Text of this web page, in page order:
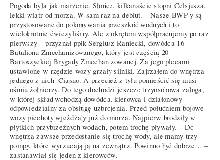
Pogoda była jak marzenie. Słońce, kilkanaście stopni Celsjusza,
lekki wiatr od morza. W sam raz na debiut. – Nasze BWP-y są
przystosowane do pokonywania przeszkód wodnych i to
wielokrotnie ćwiczyliśmy. Ale z okrętem współpracujemy po raz
pierwszy – przyznał ppłk Sergiusz Raniecki, dowódca 16
Batalionu Zmechanizowanego, który jest częścią 20
Bartoszyckiej Brygady Zmechanizowanej. Za jego plecami
ustawione w rzędzie wozy grzały silniki. Zajrzałem do wnętrza
jednego z nich. Ciasno. A przecież z tyłu pomieścić się musi
ośmiu żołnierzy. Do tego dochodzi jeszcze trzyosobowa załoga,
w której skład wchodzą dowódca, kierowca i działonowy
odpowiedzialny za obsługę uzbrojenia. Przed południem bojowe
wozy piechoty wjeżdżały już do morza. Najpierw brodziły w
płytkich przybrzeżnych wodach, potem trochę pływały. – Do
wnętrza zawsze przedostanie się trochę wody, ale mamy trzy
pompy, które wyrzucają ją na zewnątrz. Powinno być dobrze… –
zastanawiał się jeden z kierowców.